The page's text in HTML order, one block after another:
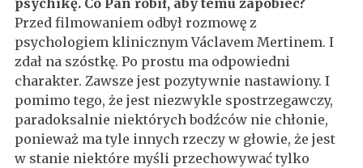
psychikę. Co Pan robił, aby temu zapobiec?
Przed filmowaniem odbył rozmowę z
psychologiem klinicznym Václavem Mertinem. I
zdał na szóstkę. Po prostu ma odpowiedni
charakter. Zawsze jest pozytywnie nastawiony. I
pomimo tego, że jest niezwykle spostrzegawczy,
paradoksalnie niektórych bodźców nie chłonie,
ponieważ ma tyle innych rzeczy w głowie, że jest
w stanie niektóre myśli przechowywać tylko